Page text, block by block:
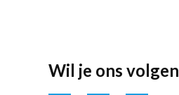
Wil je ons volgen